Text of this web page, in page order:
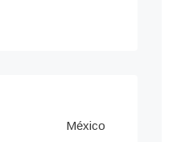
México